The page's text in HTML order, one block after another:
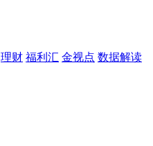
理财 福利汇 金视点 数据解读